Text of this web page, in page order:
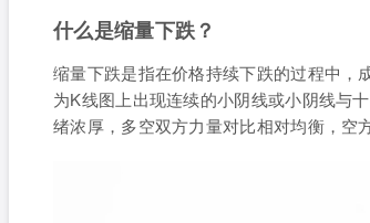
什么是缩量下跌？
缩量下跌是指在价格持续下跌的过程中，
为K线图上出现连续的小阴线或小阴线与
绪浓厚，多空双方力量对比相对均衡，空